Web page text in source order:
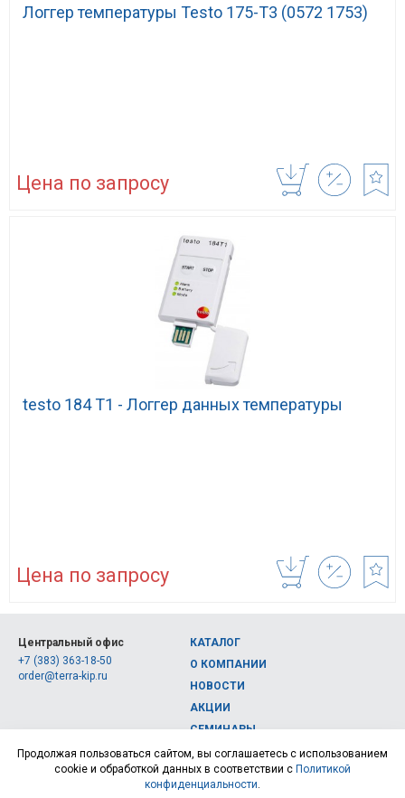
Логгер температуры Testo 175-T3 (0572 1753)
Цена по запросу
testo 184 T1 - Логгер данных температуры
Цена по запросу
Центральный офис
+7 (383) 363-18-50
order@terra-kip.ru
КАТАЛОГ
О КОМПАНИИ
НОВОСТИ
АКЦИИ
СЕМИНАРЫ
КОНТАКТЫ
© 2026, Интернет-магазин измерительных приборов Терра Импэкс
Продолжая пользоваться сайтом, вы соглашаетесь с использованием
cookie и обработкой данных в соответствии с Политикой
конфиденциальности.